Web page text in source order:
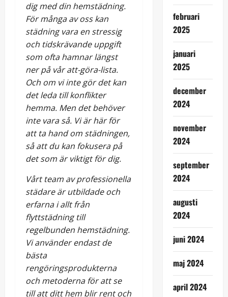
dig med din hemstädning.
För många av oss kan
städning vara en stressig
och tidskrävande uppgift
som ofta hamnar längst
ner på vår att-göra-lista.
Och om vi inte gör det kan
det leda till konflikter
hemma. Men det behöver
inte vara så. Vi är här för
att ta hand om städningen,
så att du kan fokusera på
det som är viktigt för dig.
Vårt team av professionella
städare är utbildade och
erfarna i allt från
flyttstädning till
regelbunden hemstädning.
Vi använder endast de
bästa
rengöringsprodukterna
och metoderna för att se
till att ditt hem blir rent och
februari
2025
januari
2025
december
2024
november
2024
september
2024
augusti
2024
juni 2024
maj 2024
april 2024